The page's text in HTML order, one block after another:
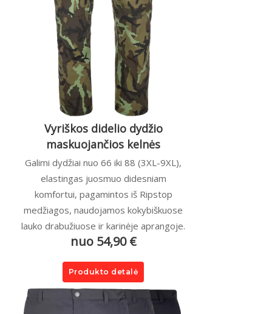
Vyriškos didelio dydžio
maskuojančios kelnės
Galimi dydžiai nuo 66 iki 88 (3XL-9XL),
elastingas juosmuo didesniam
komfortui, pagamintos iš Ripstop
medžiagos, naudojamos kokybiškuose
lauko drabužiuose ir karinėje aprangoje.
nuo 54,90 €
Produkto detalė